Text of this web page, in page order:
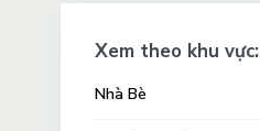
Xem theo khu vực:
Nhà Bè